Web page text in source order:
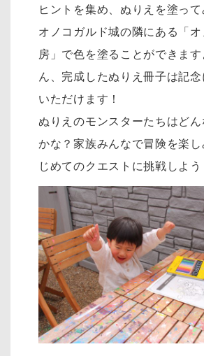
ヒントを集め、ぬりえを塗って
オノコガルド城の隣にある「
房」で色を塗ることができま
ん、完成したぬりえ冊子は記念
いただけます！
ぬりえのモンスターたちはどん
かな？家族みんなで冒険を楽
じめてのクエストに挑戦しよう